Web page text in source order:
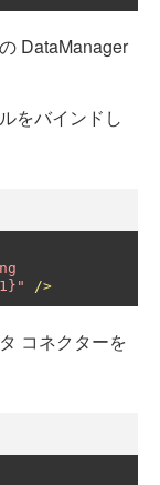
DataManager
をバインドし
/>
コネクターを